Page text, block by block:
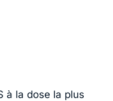
à la dose la plus